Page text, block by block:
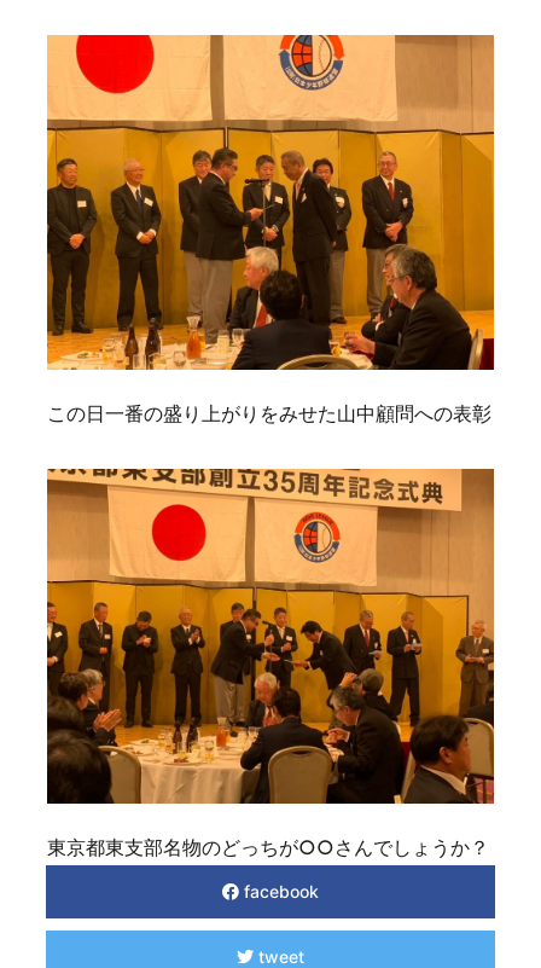
この日一番の盛り上がりをみせた山中顧問への表彰
東京都東支部名物のどっちが○○さんでしょうか？
facebook
tweet